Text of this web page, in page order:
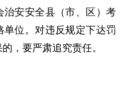
治安安全县（市、区）考
位。对违反规定下达罚
，要严肃追究责任。